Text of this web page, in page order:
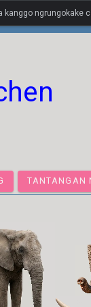
•Kosa Kata
kanggo ngrungokake